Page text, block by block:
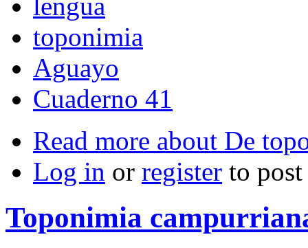
lengua
toponimia
Aguayo
Cuaderno 41
Read more about De
Log in or register to
Toponimia